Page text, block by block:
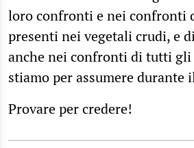
loro confronti e nei confronti
presenti nei vegetali crudi, e
anche nei confronti di tutti
stiamo per assumere durante
Provare per credere!